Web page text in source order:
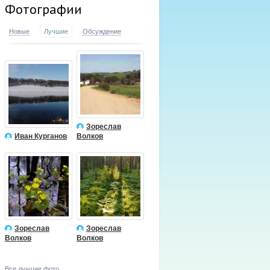
Фотографии
Новые Лучшие Обсуждение
Иван Курганов
Зореслав
Волков
Зореслав
Волков
Зореслав
Волков